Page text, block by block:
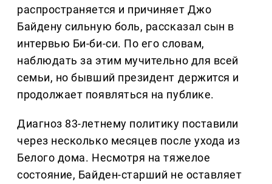
распространяется и причиняет Джо
Байдену сильную боль, рассказал сын в
интервью Би-би-си. По его словам,
наблюдать за этим мучительно для всей
семьи, но бывший президент держится и
продолжает появляться на публике.
Диагноз 83-летнему политику поставили
через несколько месяцев после ухода из
Белого дома. Несмотря на тяжелое
состояние, Байден-старший не оставляет